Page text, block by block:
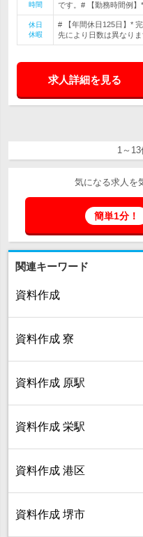
時間
です。# 【勤務時間例】
休日
休暇
# 【年間休日125日】*
先により日数は異なり
求人詳細を見る
1～
気になる求人を
簡単1分！
関連キーワード
資料作成
資料作成 寮
資料作成 原駅
資料作成 栄駅
資料作成 港区
資料作成 堺市